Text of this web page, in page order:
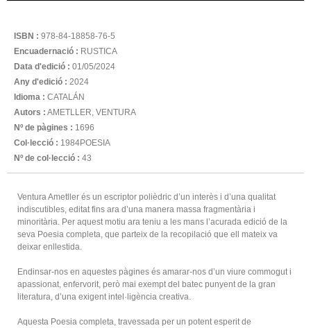
ISBN : 978-84-18858-76-5
Encuadernació : RUSTICA
Data d'edició : 01/05/2024
Any d'edició : 2024
Idioma : CATALÁN
Autors : AMETLLER, VENTURA
Nº de pàgines : 1696
Col·lecció : 1984POESIA
Nº de col·lecció : 43
Ventura Ametller és un escriptor polièdric d’un interès i d’una qualitat
indiscutibles, editat fins ara d’una manera massa fragmentària i
minoritària. Per aquest motiu ara teniu a les mans l’acurada edició de la
seva Poesia completa, que parteix de la recopilació que ell mateix va
deixar enllestida.
Endinsar-nos en aquestes pàgines és amarar-nos d’un viure commogut i
apassionat, enfervorit, però mai exempt del batec punyent de la gran
literatura, d’una exigent intel·ligència creativa.
Aquesta Poesia completa, travessada per un potent esperit de